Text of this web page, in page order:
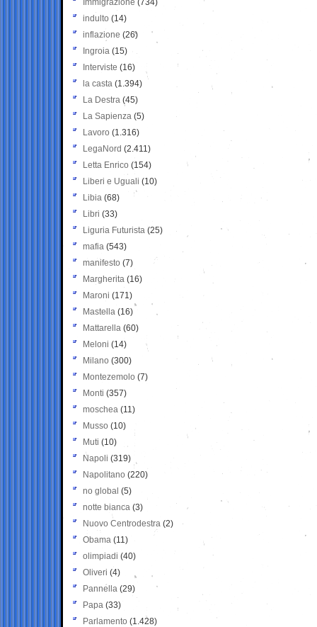
Immigrazione (734)
indulto (14)
inflazione (26)
Ingroia (15)
Interviste (16)
la casta (1.394)
La Destra (45)
La Sapienza (5)
Lavoro (1.316)
LegaNord (2.411)
Letta Enrico (154)
Liberi e Uguali (10)
Libia (68)
Libri (33)
Liguria Futurista (25)
mafia (543)
manifesto (7)
Margherita (16)
Maroni (171)
Mastella (16)
Mattarella (60)
Meloni (14)
Milano (300)
Montezemolo (7)
Monti (357)
moschea (11)
Musso (10)
Muti (10)
Napoli (319)
Napolitano (220)
no global (5)
notte bianca (3)
Nuovo Centrodestra (2)
Obama (11)
olimpiadi (40)
Oliveri (4)
Pannella (29)
Papa (33)
Parlamento (1.428)